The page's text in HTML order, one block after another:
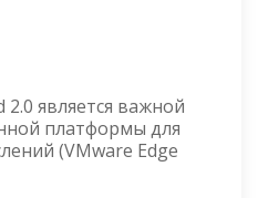
является важной
платформы для
(VMware Edge